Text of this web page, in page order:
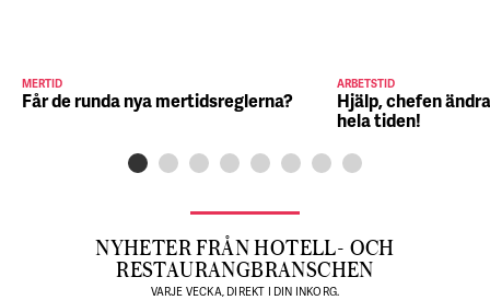
MERTID
Får de runda nya mertidsreglerna?
ARBETSTID
Hjälp, chefen
hela tiden!
NYHETER FRÅN HOTELL- OCH
RESTAURANGBRANSCHEN
VARJE VECKA, DIREKT I DIN INKORG.